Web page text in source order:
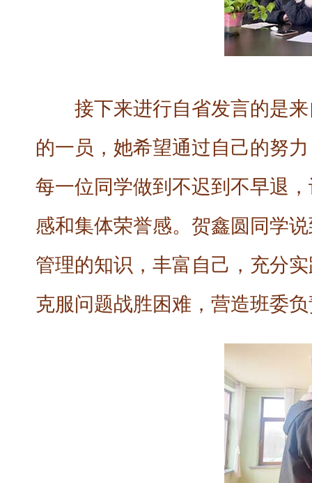
接下来进行自省发言的是
的一员，她希望通过自己的努
每一位同学做到不迟到不早退
感和集体荣誉感。贺鑫圆同学
管理的知识，丰富自己，充分
克服问题战胜困难，营造班委